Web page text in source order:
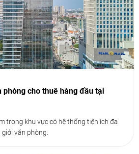
phòng cho thuê hàng đầu tại
trong khu vực có hệ thống tiện ích đa
văn phòng.